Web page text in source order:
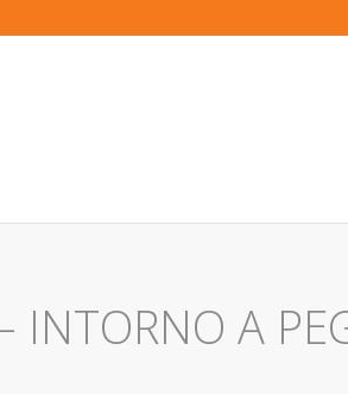
INTORNO A